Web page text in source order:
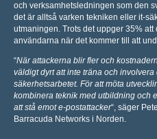
och verksamhetsledningen som den
det är alltså varken tekniken eller it-
utmaningen. Trots det uppger 35%
användarna när det kommer till att
“När attackerna blir fler och
väldigt dyrt att inte träna och
säkerhetsarbetet. För att möta
kombinera teknik med utbildning och
att stå emot e-postattacker“, säger
Barracuda Networks i Norden.